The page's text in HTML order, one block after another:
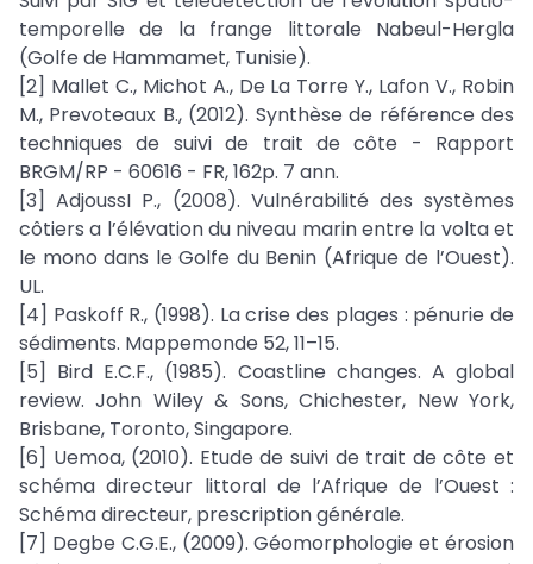
temporelle de la frange littorale Nabeul-Hergla
(Golfe de Hammamet, Tunisie).
[2] Mallet C., Michot A., De La Torre Y., Lafon V., Robin
M., Prevoteaux B., (2012). Synthèse de référence des
techniques de suivi de trait de côte - Rapport
BRGM/RP - 60616 - FR, 162p. 7 ann.
[3] AdjoussI P., (2008). Vulnérabilité des systèmes
côtiers a l’élévation du niveau marin entre la volta et
le mono dans le Golfe du Benin (Afrique de l’Ouest).
UL.
[4] Paskoff R., (1998). La crise des plages : pénurie de
sédiments. Mappemonde 52, 11–15.
[5] Bird E.C.F., (1985). Coastline changes. A global
review. John Wiley & Sons, Chichester, New York,
Brisbane, Toronto, Singapore.
[6] Uemoa, (2010). Etude de suivi de trait de côte et
schéma directeur littoral de l’Afrique de l’Ouest :
Schéma directeur, prescription générale.
[7] Degbe C.G.E., (2009). Géomorphologie et érosion